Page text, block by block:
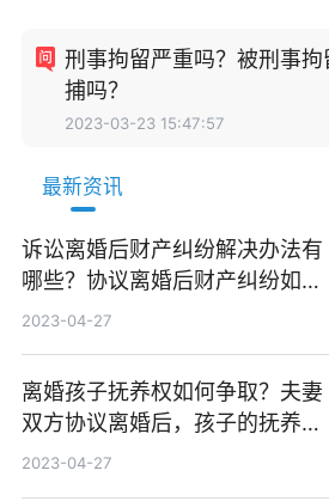
刑事拘留严重吗？被刑事
捕吗？
2023-03-23 15:47:57
最新资讯
诉讼离婚后财产纠纷解决办法有
哪些？协议离婚后财产纠纷如何
处理？
2023-04-27
离婚孩子抚养权如何争取？夫妻
双方协议离婚后，孩子的抚养费
如何确定？
2023-04-27